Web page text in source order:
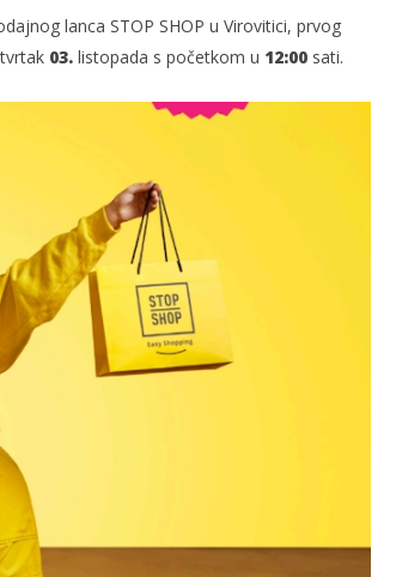
Ljeto donosi bezbrižnu igru, ali
i zdravstvene izazove
01.10.2024.
slatina.net
lanca STOP SHOP u Virovitici, prvog
03.listopada s početkom u 12:00sati.